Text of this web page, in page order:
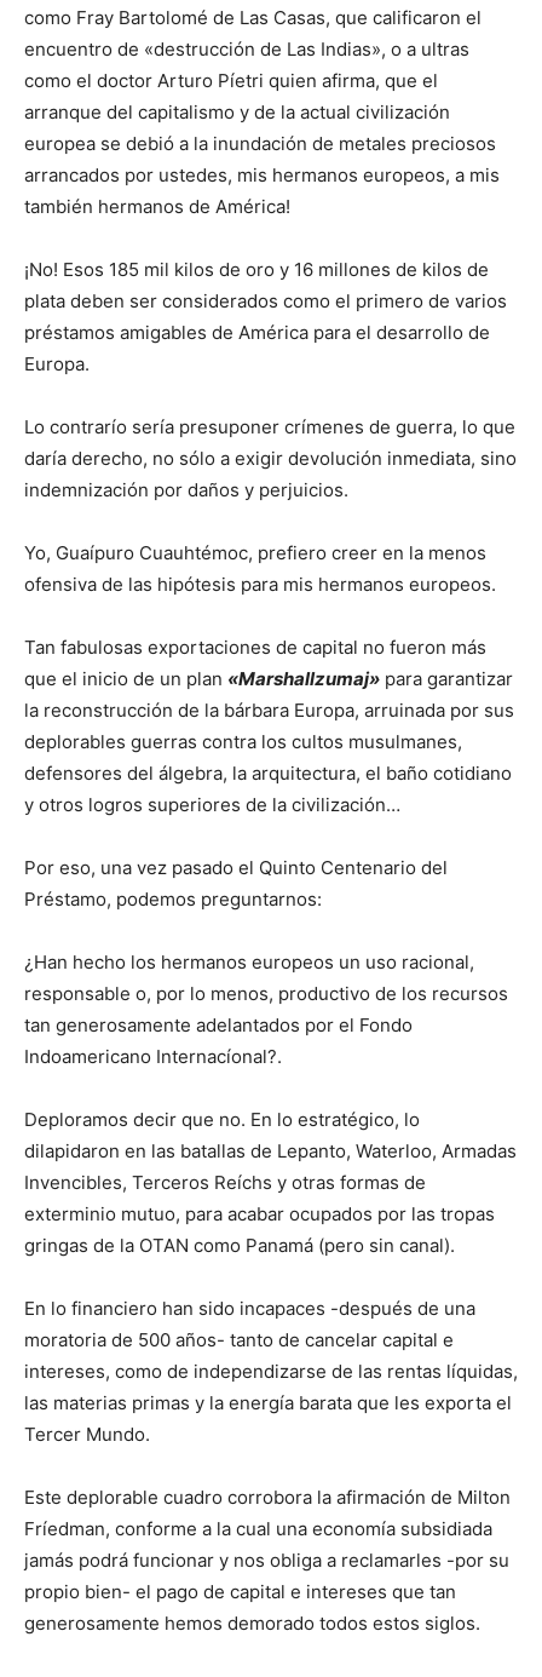
como Fray Bartolomé de Las Casas, que calificaron el
encuentro de «destrucción de Las Indias», o a ultras
como el doctor Arturo Píetri quien afirma, que el
arranque del capitalismo y de la actual civilización
europea se debió a la inundación de metales preciosos
arrancados por ustedes, mis hermanos europeos, a mis
también hermanos de América!
¡No! Esos 185 mil kilos de oro y 16 millones de kilos de
plata deben ser considerados como el primero de varios
préstamos amigables de América para el desarrollo de
Europa.
Lo contrarío sería presuponer crímenes de guerra, lo que
daría derecho, no sólo a exigir devolución inmediata, sino
indemnización por daños y perjuicios.
Yo, Guaípuro Cuauhtémoc, prefiero creer en la menos
ofensiva de las hipótesis para mis hermanos europeos.
Tan fabulosas exportaciones de capital no fueron más
que el inicio de un plan «Marshallzumaj» para garantizar
la reconstrucción de la bárbara Europa, arruinada por sus
deplorables guerras contra los cultos musulmanes,
defensores del álgebra, la arquitectura, el baño cotidiano
y otros logros superiores de la civilización…
Por eso, una vez pasado el Quinto Centenario del
Préstamo, podemos preguntarnos:
¿Han hecho los hermanos europeos un uso racional,
responsable o, por lo menos, productivo de los recursos
tan generosamente adelantados por el Fondo
Indoamericano Internacíonal?.
Deploramos decir que no. En lo estratégico, lo
dilapidaron en las batallas de Lepanto, Waterloo, Armadas
Invencibles, Terceros Reíchs y otras formas de
exterminio mutuo, para acabar ocupados por las tropas
gringas de la OTAN como Panamá (pero sin canal).
En lo financiero han sido incapaces -después de una
moratoria de 500 años- tanto de cancelar capital e
intereses, como de independizarse de las rentas líquidas,
las materias primas y la energía barata que les exporta el
Tercer Mundo.
Este deplorable cuadro corrobora la afirmación de Milton
Fríedman, conforme a la cual una economía subsidiada
jamás podrá funcionar y nos obliga a reclamarles -por su
propio bien- el pago de capital e intereses que tan
generosamente hemos demorado todos estos siglos.